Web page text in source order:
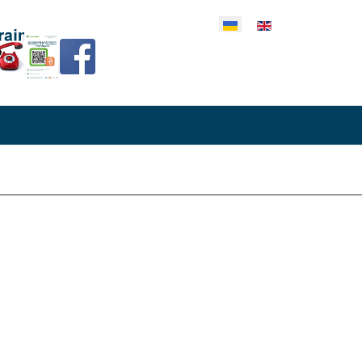
свою мову